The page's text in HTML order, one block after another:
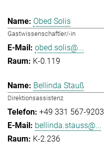
Obed Solis
Gastwissenschaftler/-in
obed.solis@...
K-0.119
Bellinda Stauß
Direktionsassistenz
+49 331 567-9203
bellinda.stauss@...
K-2.236